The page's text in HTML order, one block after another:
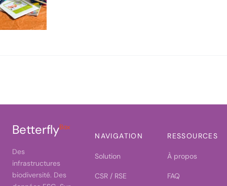
BetterflyBox
Des
infrastructures
biodiversité. Des
NAVIGATION
Solution
CSR / RSE
RESSOURCES
À propos
FAQ